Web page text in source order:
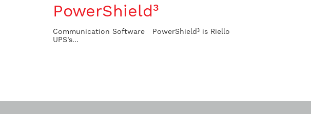
PowerShield³
Communication Software PowerShield³ is Riello
UPS’s...